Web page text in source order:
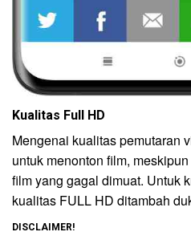
Kualitas Full HD
Mengenai kualitas pemutaran
untuk menonton film,
film yang gagal dimuat. Untuk
kualitas FULL HD ditambah
DISCLAIMER!